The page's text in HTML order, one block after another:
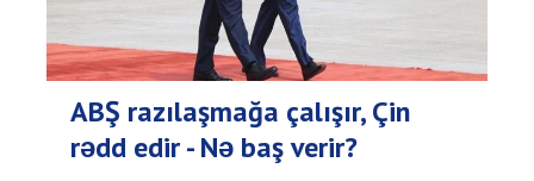
ABŞ razılaşmağa çalışır, Çin
rədd edir - Nə baş verir?